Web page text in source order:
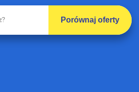
Porównaj oferty